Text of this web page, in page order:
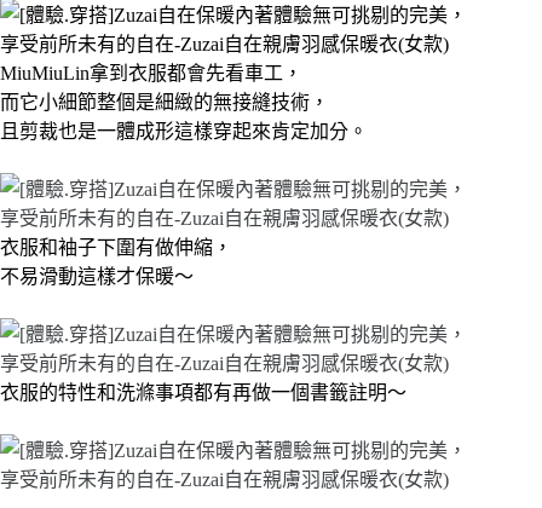
MiuMiuLin拿到衣服都會先看車工，
而它小細節整個是細緻的無接縫技術，
且剪裁也是一體成形這樣穿起來肯定加分。
衣服和袖子下圍有做伸縮，
不易滑動這樣才保暖～
衣服的特性和洗滌事項都有再做一個書籤註明～